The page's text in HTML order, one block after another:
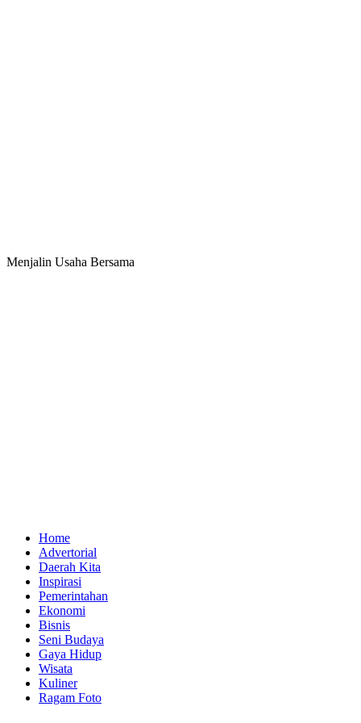
Menjalin Usaha Bersama
Home
Advertorial
Daerah Kita
Inspirasi
Pemerintahan
Ekonomi
Bisnis
Seni Budaya
Gaya Hidup
Wisata
Kuliner
Ragam Foto